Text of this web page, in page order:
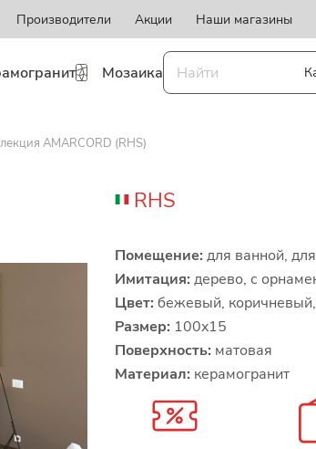
Производители Акции Наши магазины
Мозаика
AMARCORD (RHS)
RHS
Помещение: для ванной,
Имитация: дерево, с
Цвет: бежевый,
Размер: 100x15
Поверхность: матовая
Материал: керамогранит